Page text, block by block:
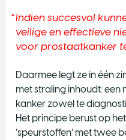
Indien succesvol
veilige en effectieve
voor prostaatkanker
Daarmee legt ze in één
met straling inhoudt:
kanker zowel te
Het principe berust op
‘speurstoffen’ met twee